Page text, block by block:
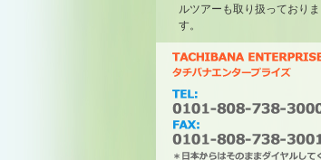
ルツアーも取り扱っておりま
す。